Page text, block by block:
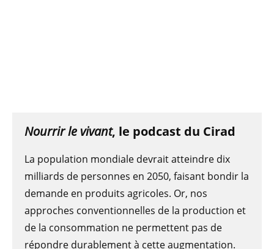
Nourrir le vivant, le podcast du Cirad
La population mondiale devrait atteindre dix
milliards de personnes en 2050, faisant bondir la
demande en produits agricoles. Or, nos
approches conventionnelles de la production et
de la consommation ne permettent pas de
répondre durablement à cette augmentation.